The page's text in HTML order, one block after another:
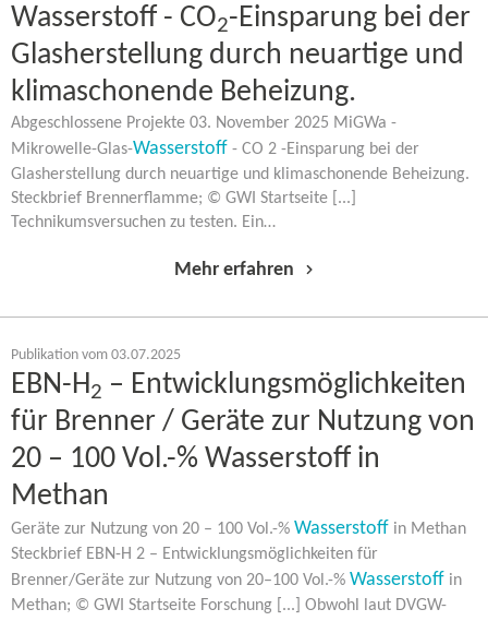
Wasserstoff - CO2-​Einsparung bei der
Glasherstellung durch neuartige und
klimaschonende Beheizung.
Abgeschlossene Projekte 03. November 2025 MiGWa -
Mikrowelle-​Glas-Wasserstoff - CO 2 -​Einsparung bei der
Glasherstellung durch neuartige und klimaschonende Beheizung.
Steckbrief Brennerflamme; © GWI Startseite [...]
Technikumsversuchen zu testen. Ein…
Mehr erfahren
Publikation vom 03.07.2025
EBN-H2 – Entwicklungsmöglichkeiten
für Brenner / Geräte zur Nutzung von
20 – 100 Vol.-% Wasserstoff in
Methan
Geräte zur Nutzung von 20 – 100 Vol.-% Wasserstoff in Methan
Steckbrief EBN-H 2 – Entwicklungsmöglichkeiten für
Brenner/Geräte zur Nutzung von 20–100 Vol.-% Wasserstoff in
Methan; © GWI Startseite Forschung [...] Obwohl laut DVGW-​